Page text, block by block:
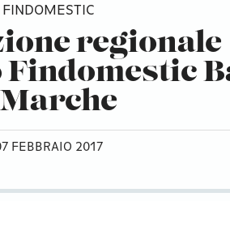
FINDOMESTIC
regionale
Marche
FEBBRAIO 2017